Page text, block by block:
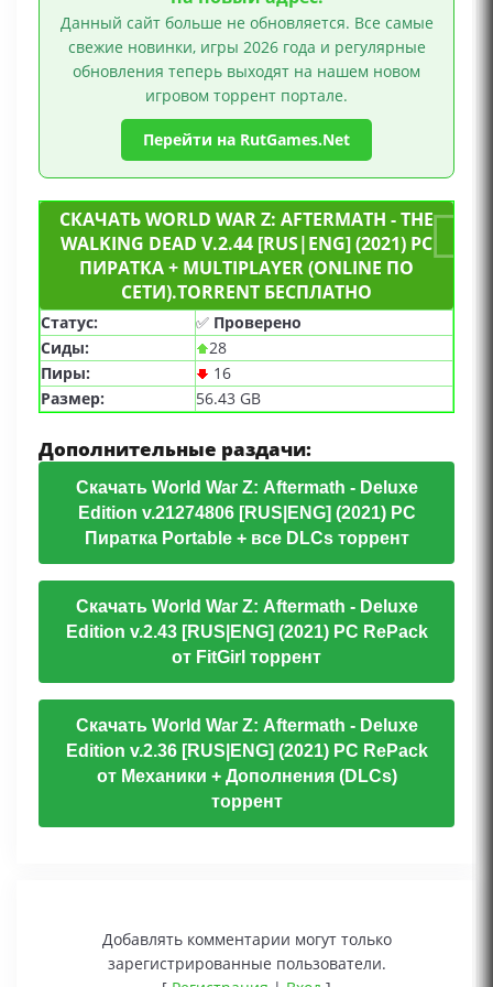
Данный сайт больше не обновляется. Все самые
свежие новинки, игры 2026 года и регулярные
обновления теперь выходят на нашем новом
игровом торрент портале.
Перейти на RutGames.Net
СКАЧАТЬ WORLD WAR Z: AFTERMATH - THE
WALKING DEAD V.2.44 [RUS|ENG] (2021) PC
ПИРАТКА + MULTIPLAYER (ONLINE ПО
СЕТИ).TORRENT БЕСПЛАТНО
Статус: ✅ Проверено
Сиды:
28
Пиры:
16
Размер:
56.43 GB
Дополнительные раздачи:
Скачать World War Z: Aftermath - Deluxe
Edition v.21274806 [RUS|ENG] (2021) PC
Пиратка Portable + все DLCs торрент
Скачать World War Z: Aftermath - Deluxe
Edition v.2.43 [RUS|ENG] (2021) PC RePack
от FitGirl торрент
Скачать World War Z: Aftermath - Deluxe
Edition v.2.36 [RUS|ENG] (2021) PC RePack
от Механики + Дополнения (DLCs)
торрент
Добавлять комментарии могут только
зарегистрированные пользователи.